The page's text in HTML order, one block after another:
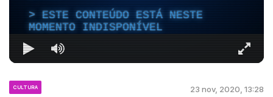
ESTE CONTEÚDO ESTÁ NESTE
MOMENTO INDISPONÍVEL
CULTURA 23 nov, 2020, 13:28